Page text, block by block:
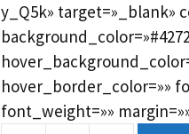
y_Q5k» target=»_blank»
hover_border_color=»»
font_weight=»»